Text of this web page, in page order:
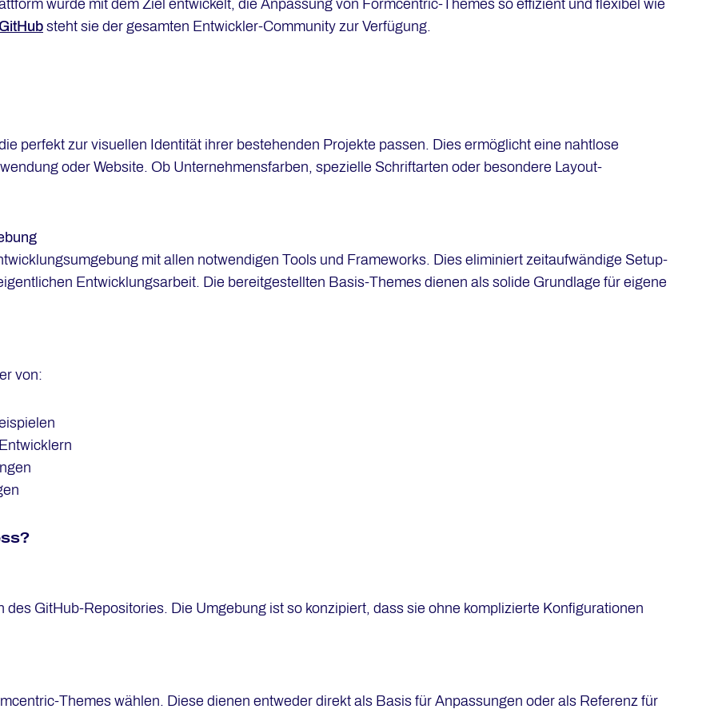
wurde mit dem Ziel entwickelt, die Anpassung von Formcentric-Themes so effizient und flexibel wie
steht sie der gesamten Entwickler-Community zur Verfügung.
perfekt zur visuellen Identität ihrer bestehenden Projekte passen. Dies ermöglicht eine nahtlose
oder Website. Ob Unternehmensfarben, spezielle Schriftarten oder besondere Layout-
mit allen notwendigen Tools und Frameworks. Dies eliminiert zeitaufwändige Setup-
Entwicklungsarbeit. Die bereitgestellten Basis-Themes dienen als solide Grundlage für eigene
von:
GitHub-Repositories. Die Umgebung ist so konzipiert, dass sie ohne komplizierte Konfigurationen
Themes wählen. Diese dienen entweder direkt als Basis für Anpassungen oder als Referenz für